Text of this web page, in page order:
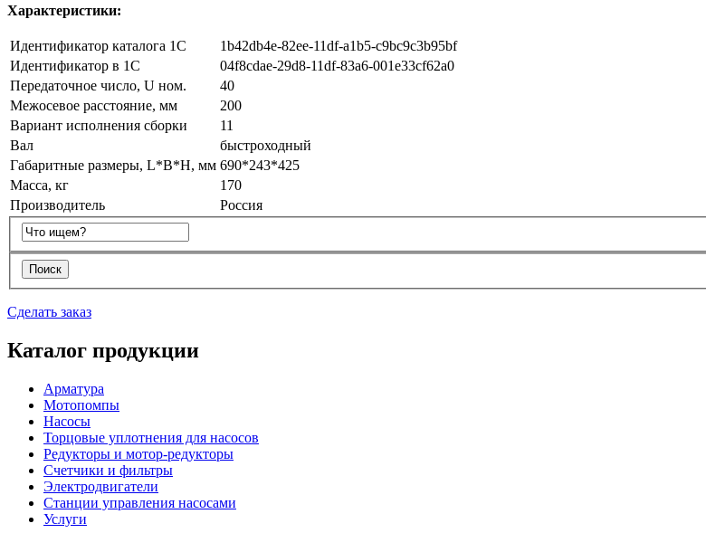
Характеристики:
Идентификатор каталога 1С
1b42db4e-82ee-11df-a1b5-c9bc9c3b95bf
Идентификатор в 1С
04f8cdae-29d8-11df-83a6-001e33cf62a0
Передаточное число, U ном.
40
Межосевое расстояние, мм
200
Вариант исполнения сборки
11
Вал
быстроходный
Габаритные размеры, L*B*H, мм 690*243*425
Масса, кг
170
Производитель
Россия
Сделать заказ
Каталог продукции
Арматура
Мотопомпы
Насосы
Торцовые уплотнения для насосов
Редукторы и мотор-редукторы
Счетчики и фильтры
Электродвигатели
Станции управления насосами
Услуги